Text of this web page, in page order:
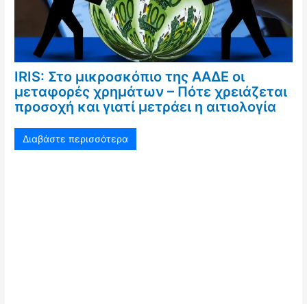
IRIS: Στο μικροσκόπιο της ΑΑΔΕ οι
μεταφορές χρημάτων – Πότε χρειάζεται
προσοχή και γιατί μετράει η αιτιολογία
Διαβάστε περισσότερα